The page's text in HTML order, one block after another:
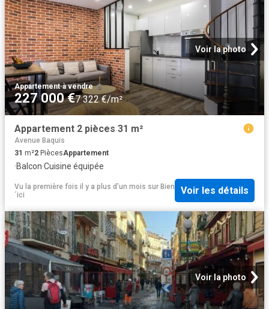
Voir la photo
Appartement·à vendre
227 000 €7 322 €/m²
Appartement 2 pièces 31 m²
Avenue Baquis
31 m²2 PiècesAppartement
·Balcon·Cuisine équipée
Vu la première fois il y a plus d'un mois sur Bien
´ici
Voir les détails
Voir la photo